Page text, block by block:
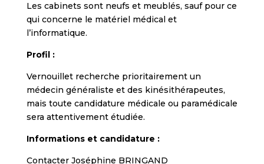
Les cabinets sont neufs et meublés, sauf pour ce
qui concerne le matériel médical et
l’informatique.
Profil :
Vernouillet recherche prioritairement un
médecin généraliste et des kinésithérapeutes,
mais toute candidature médicale ou paramédicale
sera attentivement étudiée.
Informations et candidature :
Contacter Joséphine BRINGAND